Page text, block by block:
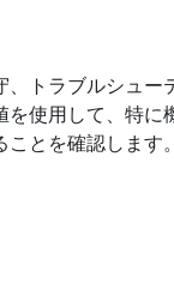
トラブルシュー
使用して、特に
とを確認します。